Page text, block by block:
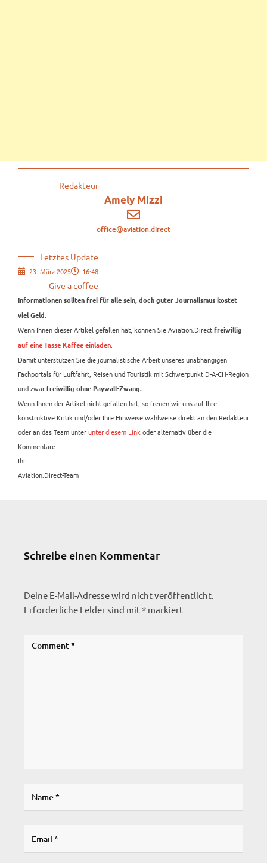
Redakteur
Amely Mizzi
office@aviation.direct
Letztes Update
23. März 2025 16:48
Give a coffee
Informationen sollten frei für alle sein, doch guter Journalismus kostet
viel Geld.
Wenn Ihnen dieser Artikel gefallen hat, können Sie Aviation.Direct freiwillig
auf eine Tasse Kaffee einladen
Damit unterstützen Sie die journalistische Arbeit unseres unabhängigen
Fachportals für Luftfahrt, Reisen und Touristik mit Schwerpunkt D-A-CH-Region
und zwar freiwillig ohne Paywall-Zwang.
Wenn Ihnen der Artikel nicht gefallen hat, so freuen wir uns auf Ihre
konstruktive Kritik und/oder Ihre Hinweise wahlweise direkt an den Redakteur
oder an das Team unterunter diesem Link oder alternativ über die
Kommentare.
Ihr
Aviation.Direct-Team
Schreibe einen Kommentar
Deine E-Mail-Adresse wird nicht veröffentlicht.
Erforderliche Felder sind mit* markiert